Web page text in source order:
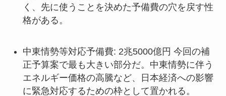
く、先に使うことを決めた予備費の穴を戻す性
格がある。
中東情勢等対応予備費: 2兆5000億円 今回の補
正予算案で最も大きい部分だ。中東情勢に伴う
エネルギー価格の高騰など、日本経済への影響
に緊急対応するための枠として置かれる。